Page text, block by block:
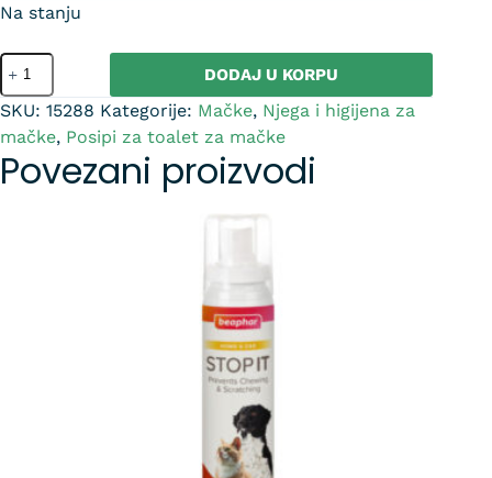
Na stanju
DODAJ U KORPU
SKU: 15288 Kategorije: Mačke, Njega i higijena za
mačke, Posipi za toalet za mačke
Povezani proizvodi